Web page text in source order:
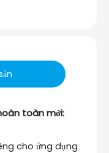
toàn mới:
cho ứng dụng